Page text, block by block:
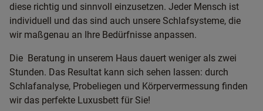
diese richtig und sinnvoll einzusetzen. Jeder Mensch ist
individuell und das sind auch unsere Schlafsysteme, die
wir maßgenau an Ihre Bedürfnisse anpassen.
Die Beratung in unserem Haus dauert weniger als zwei
Stunden. Das Resultat kann sich sehen lassen: durch
Schlafanalyse, Probeliegen und Körpervermessung finden
wir das perfekte Luxusbett für Sie!